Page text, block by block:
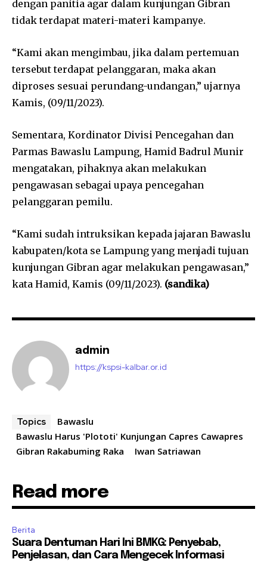
dengan panitia agar dalam kunjungan Gibran
tidak terdapat materi-materi kampanye.
“Kami akan mengimbau, jika dalam pertemuan
tersebut terdapat pelanggaran, maka akan
diproses sesuai perundang-undangan,” ujarnya
Kamis, (09/11/2023).
Sementara, Kordinator Divisi Pencegahan dan
Parmas Bawaslu Lampung, Hamid Badrul Munir
mengatakan, pihaknya akan melakukan
pengawasan sebagai upaya pencegahan
pelanggaran pemilu.
“Kami sudah intruksikan kepada jajaran Bawaslu
kabupaten/kota se Lampung yang menjadi tujuan
kunjungan Gibran agar melakukan pengawasan,”
kata Hamid, Kamis (09/11/2023). (sandika)
admin
https://kspsi-kalbar.or.id
Topics
Bawaslu
Bawaslu Harus 'Plototi' Kunjungan Capres Cawapres
Gibran Rakabuming Raka
Iwan Satriawan
Read more
Berita
Suara Dentuman Hari Ini BMKG: Penyebab,
Penjelasan, dan Cara Mengecek Informasi